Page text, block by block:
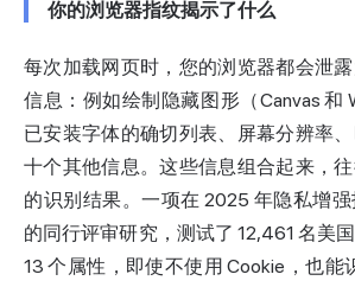
你的浏览器指纹揭示了什么
每次加载网页时，您的浏览器都会泄
信息：例如绘制隐藏图形（Canvas 和
已安装字体的确切列表、屏幕分辨率
十个其他信息。这些信息组合起来，
的识别结果。一项在 2025 年隐私增
的同行评审研究，测试了 12,461 名美
13 个属性，即使不使用 Cookie，也能